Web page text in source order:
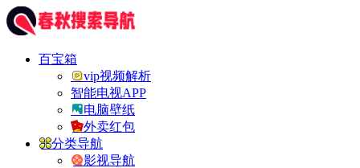
百宝箱
vip视频解析
智能电视APP
电脑壁纸
外卖红包
分类导航
影视导航